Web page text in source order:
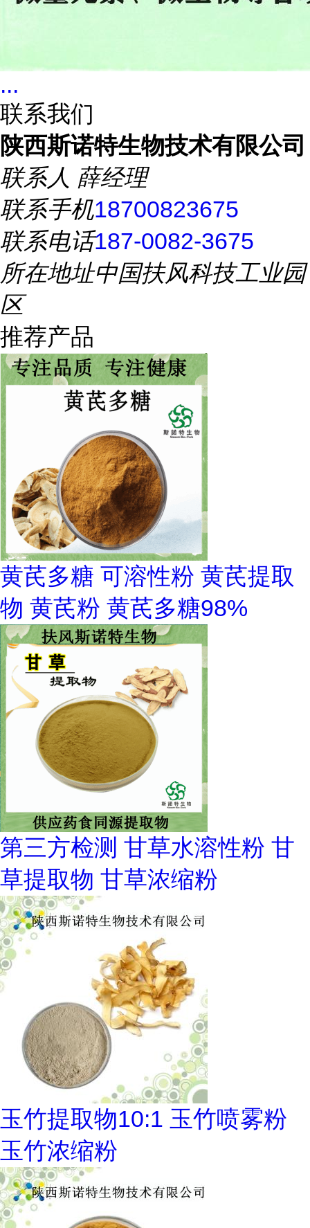
...
联系我们
陕西斯诺特生物技术有限公司
联系人 薛经理
联系手机18700823675
联系电话187-0082-3675
所在地址中国扶风科技工业园
区
推荐产品
黄芪多糖 可溶性粉 黄芪提取
物 黄芪粉 黄芪多糖98%
第三方检测 甘草水溶性粉 甘
草提取物 甘草浓缩粉
玉竹提取物10:1 玉竹喷雾粉
玉竹浓缩粉